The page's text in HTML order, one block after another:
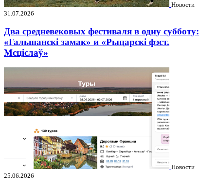
Новости
31.07.2026
Два средневековых фестиваля в одну субботу:
«Гальшанскі замак» и «Рыцарскі фэст.
Мсціслаў»
Новости
25.06.2026